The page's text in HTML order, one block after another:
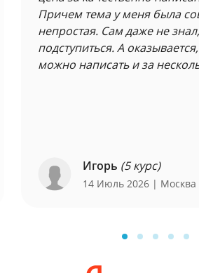
Причем тема у меня была
непростая. Сам даже не
подступиться. А
можно написать и за
Игорь (5 курс)
14 Июль 2026 | Москва